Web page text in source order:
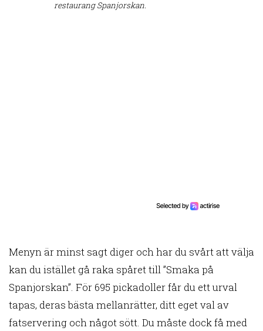
restaurang Spanjorskan.
Menyn är minst sagt diger och har du svårt att välja
kan du istället gå raka spåret till ”Smaka på
Spanjorskan”. För 695 pickadoller får du ett urval
tapas, deras bästa mellanrätter, ditt eget val av
fatservering och något sött. Du måste dock få med